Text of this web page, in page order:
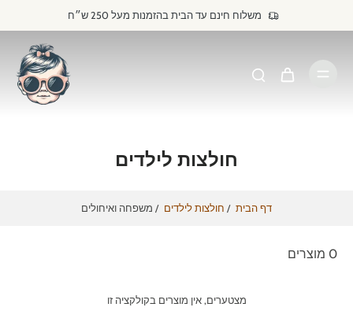
משלוח חינם עד הבית בהזמנות מעל 250 ש״ח
חולצות לילדים
דף הבית / חולצות לילדים / משפחה ואיחולים
0 מוצרים
מצטערים, אין מוצרים בקולקציה זו